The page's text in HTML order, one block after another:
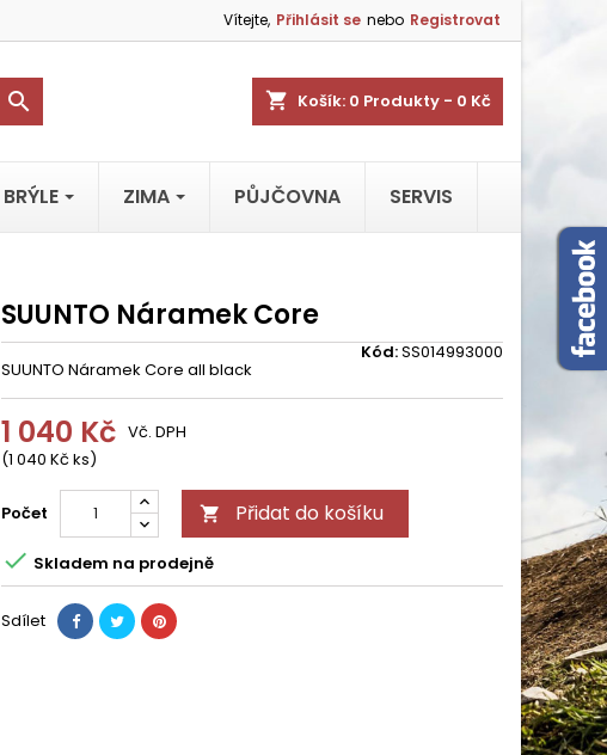
Vítejte, Přihlásit se nebo Registrovat
shopping_cart Košík: 0 Produkty - 0 Kč

BRÝLE ZIMA PŮJČOVNA SERVIS
SUUNTO Náramek Core
Kód:SS014993000
SUUNTO Náramek Core all black
1 040 Kč
(1 040 Kč ks)
Vč. DPH
Počet  Přidat do košíku
 Skladem na prodejně
Sdílet